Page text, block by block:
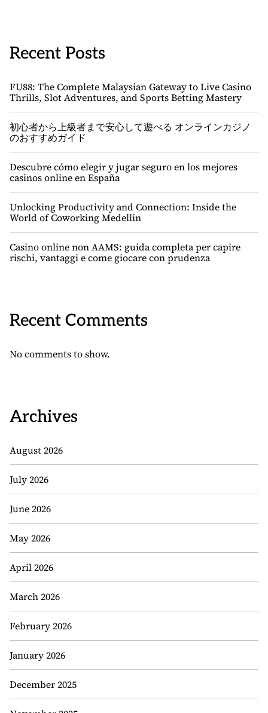
Recent Posts
FU88: The Complete Malaysian Gateway to Live Casino
Thrills, Slot Adventures, and Sports Betting Mastery
初心者から上級者まで安心して遊べる オンラインカジノ
のおすすめガイド
Descubre cómo elegir y jugar seguro en los mejores
casinos online en España
Unlocking Productivity and Connection: Inside the
World of Coworking Medellin
Casino online non AAMS: guida completa per capire
rischi, vantaggi e come giocare con prudenza
Recent Comments
No comments to show.
Archives
August 2026
July 2026
June 2026
May 2026
April 2026
March 2026
February 2026
January 2026
December 2025